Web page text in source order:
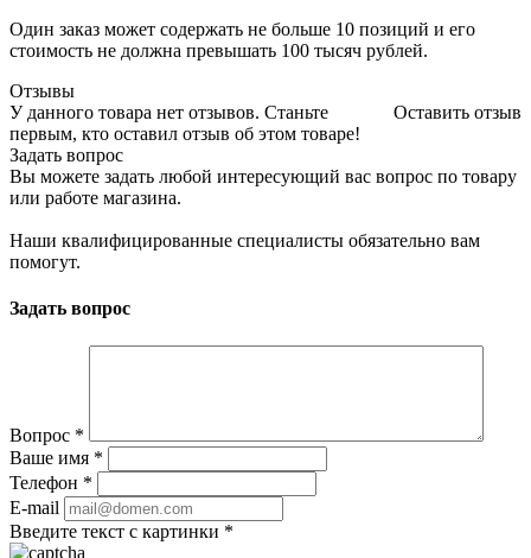
Один заказ может содержать не больше 10 позиций и его
стоимость не должна превышать 100 тысяч рублей.
Отзывы
Оставить отзыв
У данного товара нет отзывов. Станьте
первым, кто оставил отзыв об этом товаре!
Задать вопрос
Вы можете задать любой интересующий вас вопрос по товару
или работе магазина.
Наши квалифицированные специалисты обязательно вам
помогут.
Задать вопрос
Вопрос *
Ваше имя *
Телефон *
E-mail
Введите текст с картинки *